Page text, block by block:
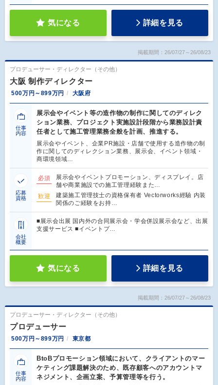
気になる 詳細を見る
掲載期間：26/07/27～26/08/23
プロデューサー・ディレクター（その他）
大阪 制作ディレクター
500万円～899万円 大阪府
仕事
内容
展示会やイベント等の造作物の制作に関してのディレク
ション業務、プロジェクト実施設計段階から業務設計責
任者として施工管理業務全般を計画、推進する。
展示会やイベント、企業PR施設・店舗で使用する造作物の制
作に関してのディレクション業務、展示会、イベント領域・
商環境領域…
応募
資格
必須
展示会やイベントプロモーション、ディスプレイ。店
舗や商業施設での施工管理経験また…
歓迎
建築施工管理技士の資格保有者 Vectorworks經驗 内装
関係のご経験をお持…
会社
概要
■展示会出展 国内外の合同展示会・学会併設展示会など、出展
支援サービス ■イベントプ…
気になる 詳細を見る
掲載期間：26/07/27～26/08/23
プロデューサー・ディレクター（その他）
プロデューサー
500万円～899万円 東京都
仕事
内容
BtoBプロモーション領域において、クライアントのマー
ケティング課題解決のため、既存顧客へのアカウントマ
ネジメント、企画立案、予算管理等を行う。